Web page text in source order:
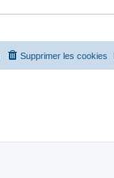
Supprimer les cookies